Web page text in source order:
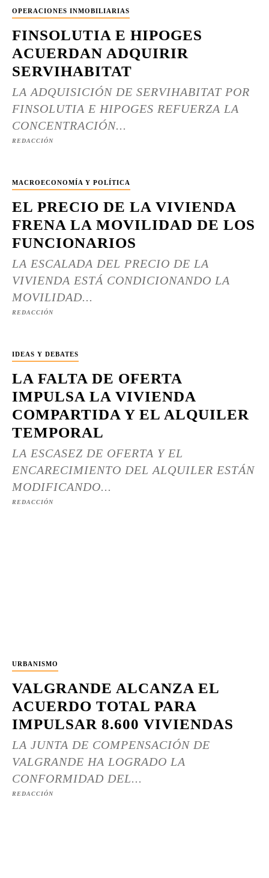
OPERACIONES INMOBILIARIAS
FINSOLUTIA E HIPOGES
ACUERDAN ADQUIRIR
SERVIHABITAT
LA ADQUISICIÓN DE SERVIHABITAT POR
FINSOLUTIA E HIPOGES REFUERZA LA
CONCENTRACIÓN...
REDACCIÓN
MACROECONOMÍA Y POLÍTICA
EL PRECIO DE LA VIVIENDA
FRENA LA MOVILIDAD DE LOS
FUNCIONARIOS
LA ESCALADA DEL PRECIO DE LA
VIVIENDA ESTÁ CONDICIONANDO LA
MOVILIDAD...
REDACCIÓN
IDEAS Y DEBATES
LA FALTA DE OFERTA
IMPULSA LA VIVIENDA
COMPARTIDA Y EL ALQUILER
TEMPORAL
LA ESCASEZ DE OFERTA Y EL
ENCARECIMIENTO DEL ALQUILER ESTÁN
MODIFICANDO...
REDACCIÓN
URBANISMO
VALGRANDE ALCANZA EL
ACUERDO TOTAL PARA
IMPULSAR 8.600 VIVIENDAS
LA JUNTA DE COMPENSACIÓN DE
VALGRANDE HA LOGRADO LA
CONFORMIDAD DEL...
REDACCIÓN